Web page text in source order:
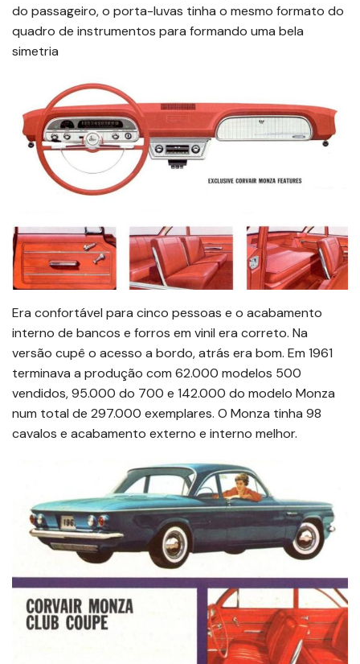
do passageiro, o porta-luvas tinha o mesmo formato do
quadro de instrumentos para formando uma bela
simetria
Era confortável para cinco pessoas e o acabamento
interno de bancos e forros em vinil era correto. Na
versão cupê o acesso a bordo, atrás era bom. Em 1961
terminava a produção com 62.000 modelos 500
vendidos, 95.000 do 700 e 142.000 do modelo Monza
num total de 297.000 exemplares. O Monza tinha 98
cavalos e acabamento externo e interno melhor.